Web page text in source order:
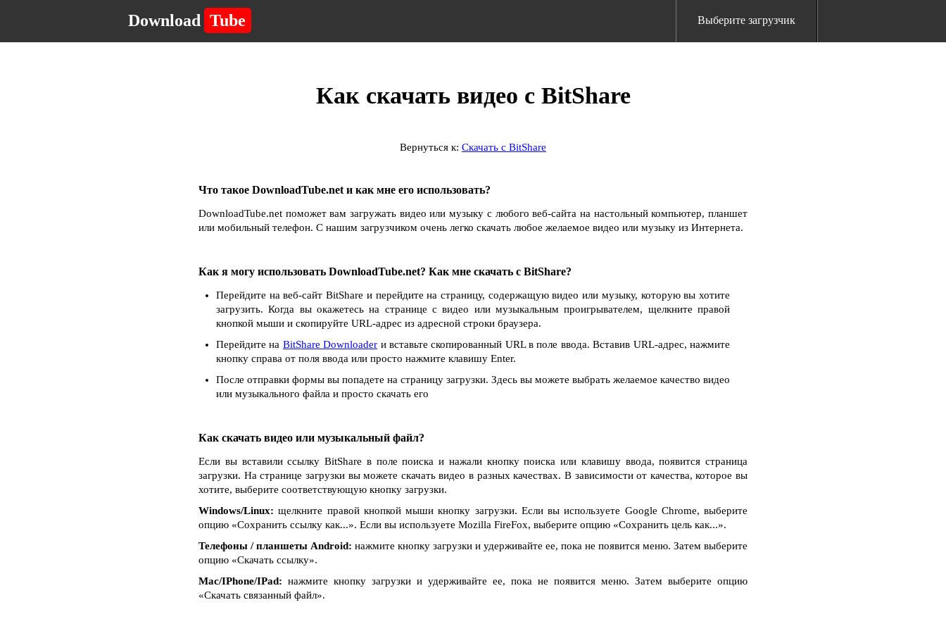
Download Tube Выберите загрузчик
Как скачать видео с BitShare
Вернуться к: Скачать с BitShare
Что такое DownloadTube.net и как мне его использовать?
DownloadTube.net поможет вам загружать видео или музыку с любого веб-сайта на настольный компьютер, планшет
или мобильный телефон. С нашим загрузчиком очень легко скачать любое желаемое видео или музыку из Интернета.
Как я могу использовать DownloadTube.net? Как мне скачать с BitShare?
Перейдите на веб-сайт BitShare и перейдите на страницу, содержащую видео или музыку, которую вы хотите
загрузить. Когда вы окажетесь на странице с видео или музыкальным проигрывателем, щелкните правой
кнопкой мыши и скопируйте URL-адрес из адресной строки браузера.
Перейдите на BitShare Downloader и вставьте скопированный URL в поле ввода. Вставив URL-адрес, нажмите
кнопку справа от поля ввода или просто нажмите клавишу Enter.
После отправки формы вы попадете на страницу загрузки. Здесь вы можете выбрать желаемое качество видео
или музыкального файла и просто скачать его
Как скачать видео или музыкальный файл?
Если вы вставили ссылку BitShare в поле поиска и нажали кнопку поиска или клавишу ввода, появится страница
загрузки. На странице загрузки вы можете скачать видео в разных качествах. В зависимости от качества, которое вы
хотите, выберите соответствующую кнопку загрузки.
Windows/Linux: щелкните правой кнопкой мыши кнопку загрузки. Если вы используете Google Chrome, выберите
опцию «Сохранить ссылку как...». Если вы используете Mozilla FireFox, выберите опцию «Сохранить цель как...».
Телефоны / планшеты Android: нажмите кнопку загрузки и удерживайте ее, пока не появится меню. Затем выберите
опцию «Скачать ссылку».
Mac/IPhone/IPad: нажмите кнопку загрузки и удерживайте ее, пока не появится меню. Затем выберите опцию
«Скачать связанный файл».